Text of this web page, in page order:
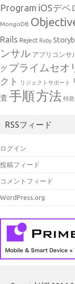
Program iOSデベ
MongoDB
Rails Reject Ruby
ンサル アプリコンサ
グ プライムセオ
クト
リジェクトサポート
査 手順方法 特
RSSフィード
ログイン
投稿フィード
コメントフィード
WordPress.org